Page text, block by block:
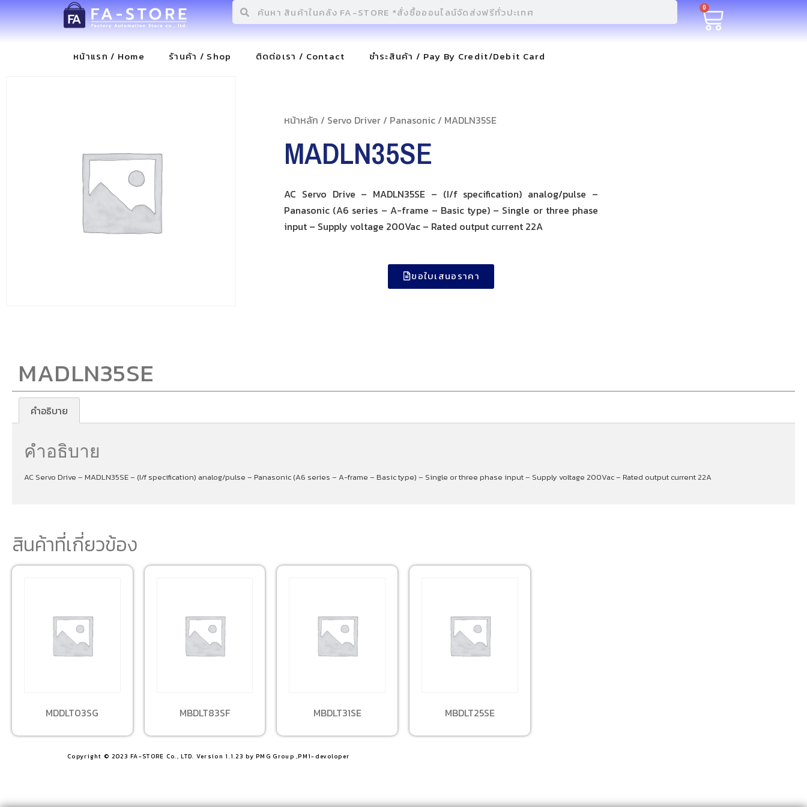
0
หน้าแรก / Home ร้านค้า / Shop ติดต่อเรา / Contact ชำระสินค้า / Pay By Credit/Debit Card
หน้าหลัก / Servo Driver / Panasonic / MADLN35SE
MADLN35SE
AC Servo Drive – MADLN35SE – (I/f specification) analog/pulse –
Panasonic (A6 series – A-frame – Basic type) – Single or three phase
input – Supply voltage 200Vac – Rated output current 22A
ขอใบเสนอราคา
MADLN35SE
คำอธิบาย
คำอธิบาย
AC Servo Drive – MADLN35SE – (I/f specification) analog/pulse – Panasonic (A6 series – A-frame – Basic type) – Single or three phase input – Supply voltage 200Vac – Rated output current 22A
สินค้าที่เกี่ยวข้อง
MDDLT03SG MBDLT83SF MBDLT31SE MBDLT25SE
Copyright © 2023 FA-STORE Co., LTD. Version 1.1.23 by PMG Group ,PM1-devoloper​